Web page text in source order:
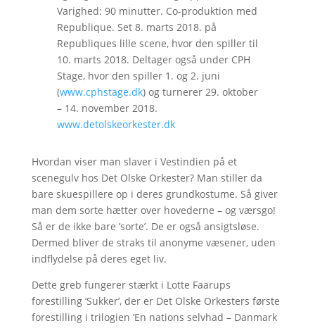
Varighed: 90 minutter. Co-produktion med
Republique. Set 8. marts 2018. på
Republiques lille scene, hvor den spiller til
10. marts 2018. Deltager også under CPH
Stage, hvor den spiller 1. og 2. juni
(www.cphstage.dk) og turnerer 29. oktober
– 14. november 2018.
www.detolskeorkester.dk
Hvordan viser man slaver i Vestindien på et
scenegulv hos Det Olske Orkester? Man stiller da
bare skuespillere op i deres grundkostume. Så giver
man dem sorte hætter over hovederne – og værsgo!
Så er de ikke bare ’sorte’. De er også ansigtsløse.
Dermed bliver de straks til anonyme væsener, uden
indflydelse på deres eget liv.
Dette greb fungerer stærkt i Lotte Faarups
forestilling ’Sukker’, der er Det Olske Orkesters første
forestilling i trilogien ’En nations selvhad – Danmark